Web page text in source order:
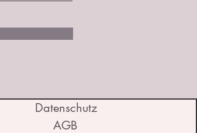
Datenschutz
AGB